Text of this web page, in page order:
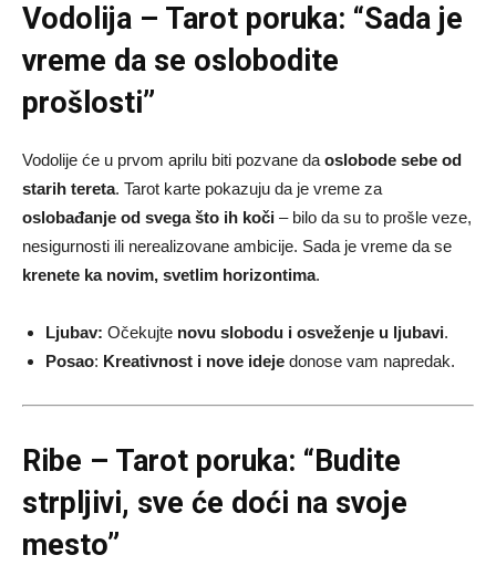
Vodolija – Tarot poruka: “Sada je
vreme da se oslobodite
prošlosti”
Vodolije će u prvom aprilu biti pozvane da oslobode sebe od
starih tereta. Tarot karte pokazuju da je vreme za
oslobađanje od svega što ih koči – bilo da su to prošle veze,
nesigurnosti ili nerealizovane ambicije. Sada je vreme da se
krenete ka novim, svetlim horizontima.
Ljubav: Očekujte novu slobodu i osveženje u ljubavi.
Posao: Kreativnost i nove ideje donose vam napredak.
Ribe – Tarot poruka: “Budite
strpljivi, sve će doći na svoje
mesto”